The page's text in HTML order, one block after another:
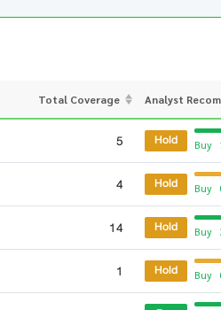
Total Coverage Analyst
5 Hold Buy
4 Hold Buy
14 Hold Buy
1 Hold Buy